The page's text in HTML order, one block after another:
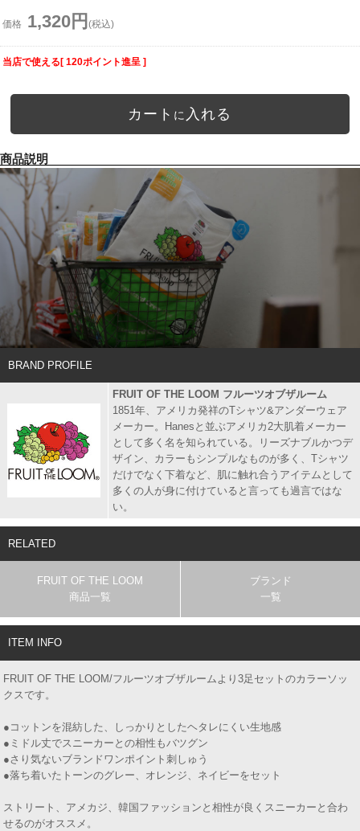
価格 1,320円 (税込)
当店で使える[ 120ポイント進呈 ]
カート に 入れる
商品説明
BRAND PROFILE
FRUIT OF THE LOOM フルーツオブザルーム
1851年、アメリカ発祥のTシャツ&アンダーウェア
メーカー。Hanesと並ぶアメリカ2大肌着メーカー
として多く名を知られている。リーズナブルかつデ
ザイン、カラーもシンプルなものが多く、Tシャツ
だけでなく下着など、肌に触れ合うアイテムとして
多くの人が身に付けていると言っても過言ではな
い。
RELATED
FRUIT OF THE LOOM
商品一覧
ブランド
一覧
ITEM INFO
FRUIT OF THE LOOM/フルーツオブザルームより3足セットのカラーソッ
クスです。
●コットンを混紡した、しっかりとしたヘタレにくい生地感
●ミドル丈でスニーカーとの相性もバツグン
●さり気ないブランドワンポイント刺しゅう
●落ち着いたトーンのグレー、オレンジ、ネイビーをセット
ストリート、アメカジ、韓国ファッションと相性が良くスニーカーと合わ
せるのがオススメ。